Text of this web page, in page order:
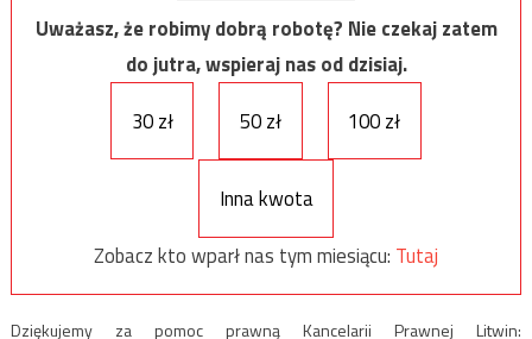
Uważasz, że robimy dobrą robotę? Nie czekaj zatem
do jutra, wspieraj nas od dzisiaj.
30 zł
50 zł 100 zł
Inna kwota
Zobacz kto wparł nas tym miesiącu: Tutaj
Dziękujemy za pomoc prawną Kancelarii Prawnej Litwin: